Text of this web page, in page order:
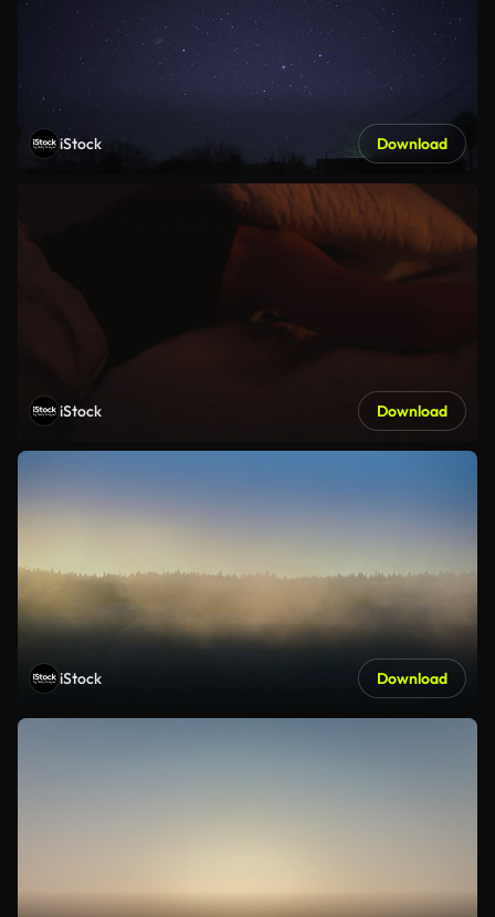
iStock Download
iStock Download
iStock Download